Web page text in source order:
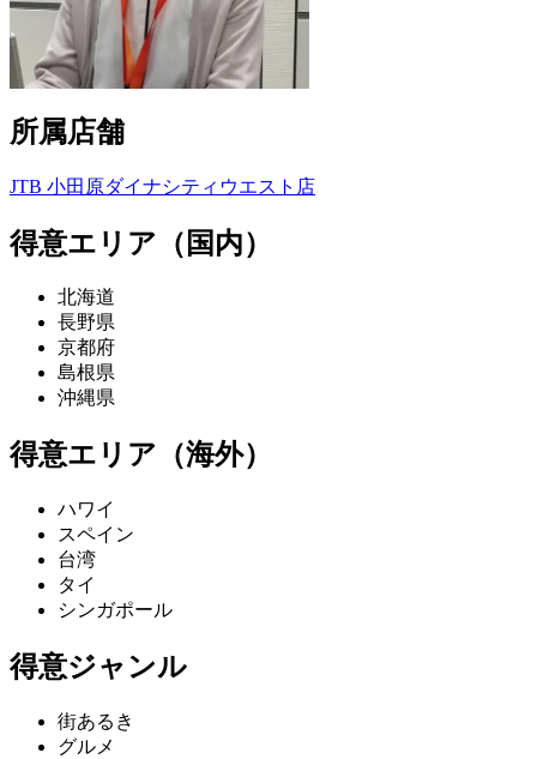
所属店舗
JTB 小田原ダイナシティウエスト店
得意エリア（国内）
北海道
長野県
京都府
島根県
沖縄県
得意エリア（海外）
ハワイ
スペイン
台湾
タイ
シンガポール
得意ジャンル
街あるき
グルメ